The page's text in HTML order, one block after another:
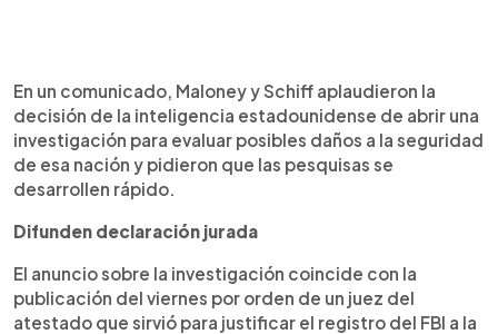
En un comunicado, Maloney y Schiff aplaudieron la
decisión de la inteligencia estadounidense de abrir una
investigación para evaluar posibles daños a la seguridad
de esa nación y pidieron que las pesquisas se
desarrollen rápido.
Difunden declaración jurada
El anuncio sobre la investigación coincide con la
publicación del viernes por orden de un juez del
atestado que sirvió para justificar el registro del FBI a la